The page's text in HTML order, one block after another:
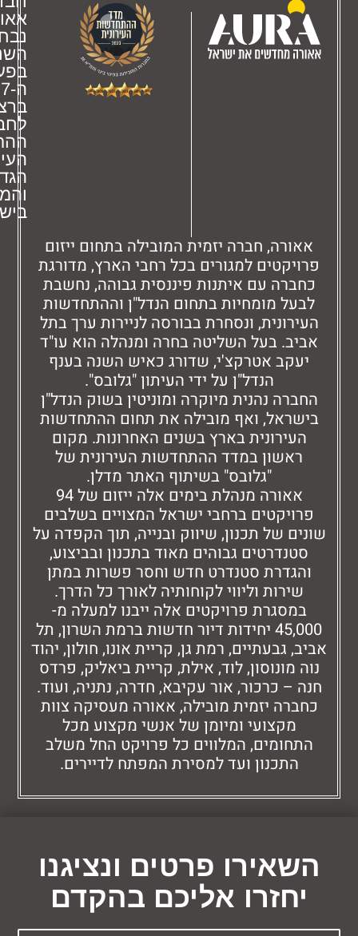
אאורה
נבחרה
השנה
ברציפות
ההתחדשות
העירונית
והמובילה
בישראל!
חברה יזמית המובילה בתחום ייזום
למגורים בכל רחבי הארץ, מדורגת
עם איתנות פיננסית גבוהה, נחשבת
מומחיות בתחום הנדל"ן וההתחדשות
ונסחרת בבורסה לניירות ערך בתל
בעל השליטה בחרה ומנהלה הוא עו"ד
אטרקצ'י, שדורג כאיש השנה בענף
הנדל"ן על ידי העיתון "גלובס".
נהנית מיוקרה ומוניטין בשוק הנדל"ן
ואף מובילה את תחום ההתחדשות
בארץ בשנים האחרונות. מקום
במדד ההתחדשות העירונית של
"גלובס" בשיתוף האתר מדלן.
אאורה מנהלת בימים אלה ייזום של 94
ברחבי ישראל המצויים בשלבים
של תכנון, שיווק ובנייה, תוך הקפדה על
גבוהים מאוד בתכנון ובביצוע,
סטנדרט חדש וחסר פשרות במתן
וליווי לקוחותיה לאורך כל הדרך.
פרויקטים אלה ייבנו למעלה מ-
45,000 יחידות דיור חדשות ברמת השרון, תל
גבעתיים, רמת גן, קריית אונו, חולון, יהוד
מונוסון, לוד, אילת, קריית ביאליק, פרדס
– כרכור, אור עקיבא, חדרה, נתניה, ועוד.
יזמית מובילה, אאורה מעסיקה צוות
מקצועי ומיומן של אנשי מקצוע מכל
המלווים כל פרויקט החל משלב
התכנון ועד למסירת המפתח לדיירים.
פרטים ונציגנו
אליכם בהקדם